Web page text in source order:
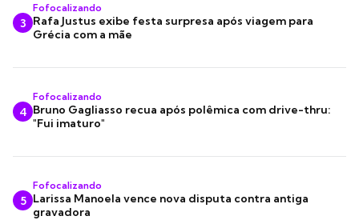
3
Fofocalizando
Rafa Justus exibe festa surpresa após viagem para
Grécia com a mãe
4
Fofocalizando
Bruno Gagliasso recua após polêmica com drive-thru:
"Fui imaturo"
5
Fofocalizando
Larissa Manoela vence nova disputa contra antiga
gravadora